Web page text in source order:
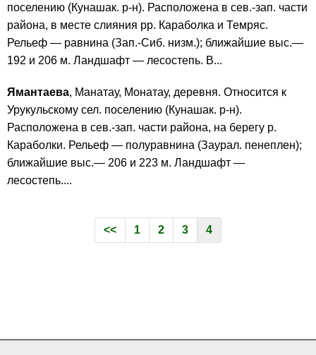
поселению (Кунашак. р-н). Расположена в сев.-зап. части
района, в месте слияния рр. Караболка и Темряс.
Рельеф — равнина (Зап.-Сиб. низм.); ближайшие выс.—
192 и 206 м. Ландшафт — лесостепь. В...
Ямантаева, Манатау, Монатау, деревня. Относится к
Урукульскому сел. поселению (Кунашак. р-н).
Расположена в сев.-зап. части района, на берегу р.
Караболки. Рельеф — полуравнина (Заурал. пенеплен);
ближайшие выс.— 206 и 223 м. Ландшафт —
лесостепь....
<< 1 2 3 4